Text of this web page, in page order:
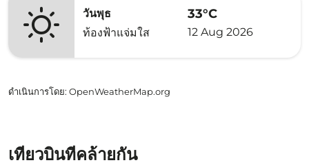
วันพุธ
ท้องฟ้าแจ่มใส
33°C
12 Aug 2026
ดำเนินการโดย: OpenWeatherMap.org
เที่ยวบินที่คล้ายกัน